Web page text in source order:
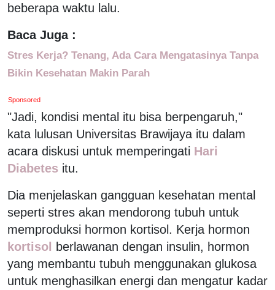
beberapa waktu lalu.
Baca Juga :
Stres Kerja? Tenang, Ada Cara Mengatasinya Tanpa
Bikin Kesehatan Makin Parah
Sponsored
"Jadi, kondisi mental itu bisa berpengaruh,"
kata lulusan Universitas Brawijaya itu dalam
acara diskusi untuk memperingati Hari
Diabetes itu.
Dia menjelaskan gangguan kesehatan mental
seperti stres akan mendorong tubuh untuk
memproduksi hormon kortisol. Kerja hormon
kortisol
berlawanan dengan insulin, hormon
yang membantu tubuh menggunakan glukosa
untuk menghasilkan energi dan mengatur kadar